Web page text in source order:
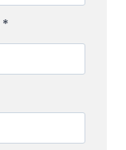
*